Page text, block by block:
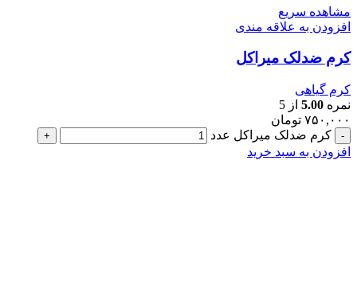
مشاهده سریع
افزودن به علاقه مندی
کرم ضدلک میراکل
کرم گیاهی
نمره 5.00 از 5
۷۵۰,۰۰۰ تومان
کرم ضدلک میراکل عدد
افزودن به سبد خرید